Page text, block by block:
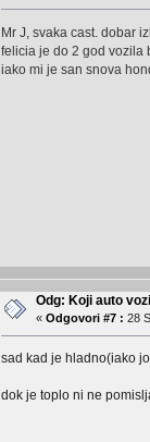
Mr J, svaka cast. dobar
felicia je do 2 god vozila
iako mi je san snova
Odg: Koji auto
«Odgovori #7 : 28
sad kad je hladno(iako
dok je toplo ni ne